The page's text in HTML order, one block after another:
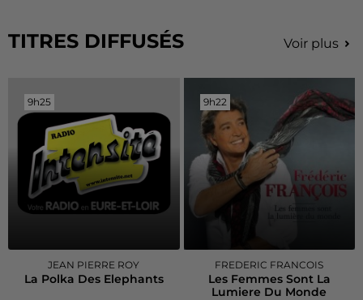
TITRES DIFFUSÉS Voir plus
9h25
9h25
JEAN PIERRE ROY
La Polka Des Elephants
9h22
9h22
FREDERIC FRANCOIS
Les Femmes Sont La
Lumiere Du Monde